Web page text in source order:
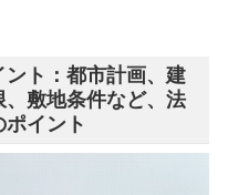
ト：都市計画、建
敷地条件など、法
イント